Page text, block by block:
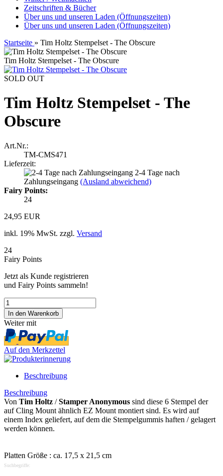
Zeitschriften & Bücher
Über uns und unseren Laden (Öffnungszeiten)
Über uns und unseren Laden (Öffnungszeiten)
Startseite » Tim Holtz Stempelset - The Obscure
Tim Holtz Stempelset - The Obscure
SOLD OUT
Tim Holtz Stempelset - The
Obscure
Art.Nr.:
TM-CMS471
Lieferzeit:
2-4 Tage nach
Zahlungseingang (Ausland abweichend)
Fairy Points:
24
24,95 EUR
inkl. 19% MwSt. zzgl. Versand
24
Fairy Points
Jetzt als Kunde registrieren
und Fairy Points sammeln!
Weiter mit
Auf den Merkzettel
Beschreibung
Beschreibung
Von Tim Holtz /Stamper Anonymous sind diese 6 Stempel der
auf Cling Mount ähnlich EZ Mount montiert sind. Es wird auf
einem Index geliefert, auf dem die Stempelgummis haften / gelagert
werden können.
Platten Größe : ca. 17,5 x 21,5 cm
Suchbegriffe: